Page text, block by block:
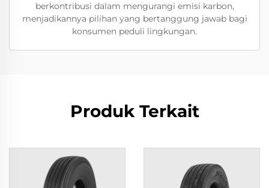
berkontribusi dalam mengurangi emisi karbon,
menjadikannya pilihan yang bertanggung jawab bagi
konsumen peduli lingkungan.
Produk Terkait